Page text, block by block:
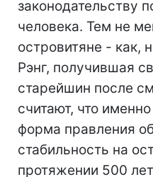
законодательству
человека. Тем не
островитяне - как,
Рэнг, получившая
старейшин после
считают, что
форма правления
стабильность на
протяжении 500